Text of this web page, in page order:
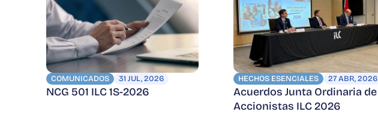
COMUNICADOS 31 JUL, 2026
NCG 501 ILC 1S-2026
HECHOS ESENCIALES 27 ABR, 2026
Acuerdos Junta Ordinaria de
Accionistas ILC 2026